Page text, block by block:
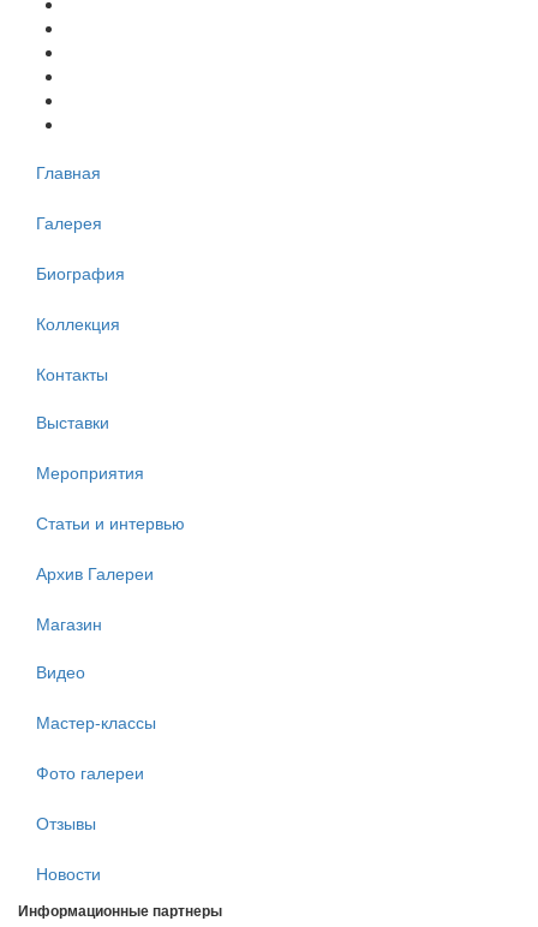
Главная
Галерея
Биография
Коллекция
Контакты
Выставки
Мероприятия
Статьи и интервью
Архив Галереи
Магазин
Видео
Мастер-классы
Фото галереи
Отзывы
Новости
Информационные партнеры